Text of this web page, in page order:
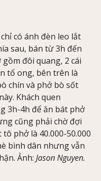
có ánh đèn leo lắt
sau, bán từ 3h đến
đôi quang, 2 cái
tổ ong, bên trên là
chín và phở bò sốt
Khách quen
3h-4h để ăn bát phở
cũng phải chờ đợi
phở là 40.000-50.000
bình dân nhưng vẫn
Ảnh: Jason Nguyen.